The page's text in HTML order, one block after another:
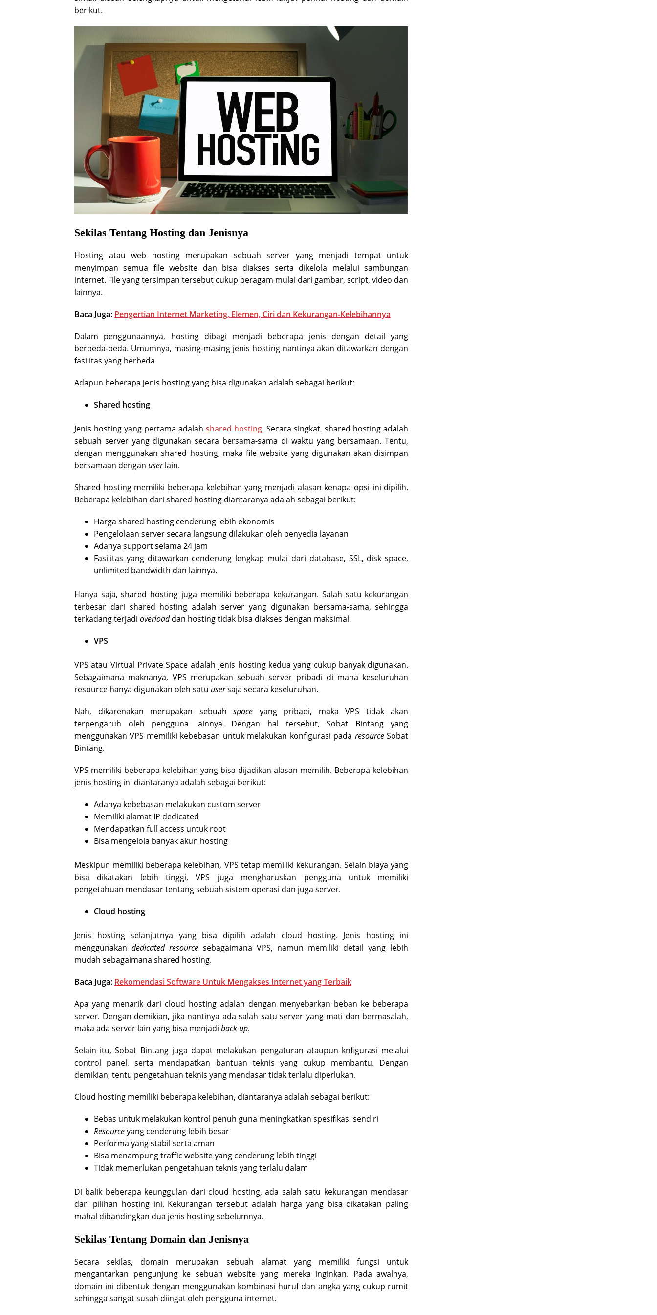
berikut.
Sekilas Tentang Hosting dan Jenisnya
Hosting atau web hosting merupakan sebuah server yang menjadi tempat untuk
menyimpan semua file website dan bisa diakses serta dikelola melalui sambungan
internet. File yang tersimpan tersebut cukup beragam mulai dari gambar, script, video dan
lainnya.
Baca Juga: Pengertian Internet Marketing, Elemen, Ciri dan Kekurangan-Kelebihannya
Dalam penggunaannya, hosting dibagi menjadi beberapa jenis dengan detail yang
berbeda-beda. Umumnya, masing-masing jenis hosting nantinya akan ditawarkan dengan
fasilitas yang berbeda.
Adapun beberapa jenis hosting yang bisa digunakan adalah sebagai berikut:
Shared hosting
Jenis hosting yang pertama adalahshared hosting. Secara singkat, shared hosting adalah
sebuah server yang digunakan secara bersama-sama di waktu yang bersamaan. Tentu,
dengan menggunakan shared hosting, maka file website yang digunakan akan disimpan
bersamaan dengan userlain.
Shared hosting memiliki beberapa kelebihan yang menjadi alasan kenapa opsi ini dipilih.
Beberapa kelebihan dari shared hosting diantaranya adalah sebagai berikut:
Harga shared hosting cenderung lebih ekonomis
Pengelolaan server secara langsung dilakukan oleh penyedia layanan
Adanya support selama 24 jam
Fasilitas yang ditawarkan cenderung lengkap mulai dari database, SSL, disk space,
unlimited bandwidth dan lainnya.
Hanya saja, shared hosting juga memiliki beberapa kekurangan. Salah satu kekurangan
terbesar dari shared hosting adalah server yang digunakan bersama-sama, sehingga
terkadang terjadi overloaddan hosting tidak bisa diakses dengan maksimal.
VPS
VPS atau Virtual Private Space adalah jenis hosting kedua yang cukup banyak digunakan.
Sebagaimana maknanya, VPS merupakan sebuah server pribadi di mana keseluruhan
resource hanya digunakan oleh satu usersaja secara keseluruhan.
Nah, dikarenakan merupakan sebuahspace yang pribadi, maka VPS tidak akan
terpengaruh oleh pengguna lainnya. Dengan hal tersebut, Sobat Bintang yang
menggunakan VPS memiliki kebebasan untuk melakukan konfigurasi pada resourceSobat
Bintang.
VPS memiliki beberapa kelebihan yang bisa dijadikan alasan memilih. Beberapa kelebihan
jenis hosting ini diantaranya adalah sebagai berikut:
Adanya kebebasan melakukan custom server
Memiliki alamat IP dedicated
Mendapatkan full access untuk root
Bisa mengelola banyak akun hosting
Meskipun memiliki beberapa kelebihan, VPS tetap memiliki kekurangan. Selain biaya yang
bisa dikatakan lebih tinggi, VPS juga mengharuskan pengguna untuk memiliki
pengetahuan mendasar tentang sebuah sistem operasi dan juga server.
Cloud hosting
Jenis hosting selanjutnya yang bisa dipilih adalah cloud hosting. Jenis hosting ini
menggunakandedicated resource sebagaimana VPS, namun memiliki detail yang lebih
mudah sebagaimana shared hosting.
Baca Juga: Rekomendasi Software Untuk Mengakses Internet yang Terbaik
Apa yang menarik dari cloud hosting adalah dengan menyebarkan beban ke beberapa
server. Dengan demikian, jika nantinya ada salah satu server yang mati dan bermasalah,
maka ada server lain yang bisa menjadi back up.
Selain itu, Sobat Bintang juga dapat melakukan pengaturan ataupun knfigurasi melalui
control panel, serta mendapatkan bantuan teknis yang cukup membantu. Dengan
demikian, tentu pengetahuan teknis yang mendasar tidak terlalu diperlukan.
Cloud hosting memiliki beberapa kelebihan, diantaranya adalah sebagai berikut:
Bebas untuk melakukan kontrol penuh guna meningkatkan spesifikasi sendiri
Resourceyang cenderung lebih besar
Performa yang stabil serta aman
Bisa menampung traffic website yang cenderung lebih tinggi
Tidak memerlukan pengetahuan teknis yang terlalu dalam
Di balik beberapa keunggulan dari cloud hosting, ada salah satu kekurangan mendasar
dari pilihan hosting ini. Kekurangan tersebut adalah harga yang bisa dikatakan paling
mahal dibandingkan dua jenis hosting sebelumnya.
Sekilas Tentang Domain dan Jenisnya
Secara sekilas, domain merupakan sebuah alamat yang memiliki fungsi untuk
mengantarkan pengunjung ke sebuah website yang mereka inginkan. Pada awalnya,
domain ini dibentuk dengan menggunakan kombinasi huruf dan angka yang cukup rumit
sehingga sangat susah diingat oleh pengguna internet.